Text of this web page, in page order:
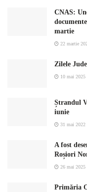
CNAS:
martie
22 martie
Zilele
10 mai 2025
Ștrandul
iunie
31 mai 2022
A fost
Roșiori
26 mai 2025
Primăria